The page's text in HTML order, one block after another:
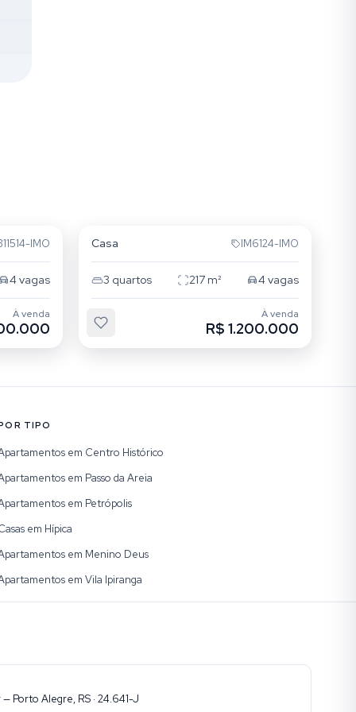
IMO
4 vagas
À venda
Casa IM6124-IMO
3 quartos 217 m² 4 vagas
À venda
R$ 1.200.000
TIPO
em Centro Histórico
em Passo da Areia
em Petrópolis
em Hípica
em Menino Deus
em Vila Ipiranga
Porto Alegre, RS · 24.641-J